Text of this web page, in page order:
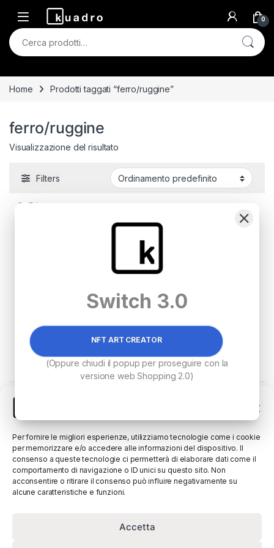
Per fornire le migliori esperienze, utilizziamo tecnologie come i cookie
per memorizzare e/o accedere alle informazioni del dispositivo. Il
consenso a queste tecnologie ci permetterà di elaborare dati come il
comportamento di navigazione o ID unici su questo sito. Non
acconsentire o ritirare il consenso può influire negativamente su
alcune caratteristiche e funzioni.
Accetta
Skip to navigation
Skip to content
0
Cerca:
Home Prodotti taggati “ferro/ruggine”
ferro/ruggine
Visualizzazione del risultato
Filters
Su Tela
6,300.00
Switch 3.0
NFT ART CREATOR
(Oppure chiudi il popup per proseguire con la
versione web Shopping 2.0)